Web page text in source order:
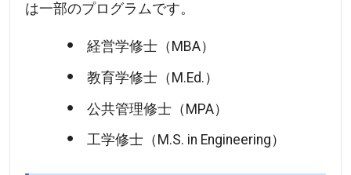
は一部のプログラムです。
経営学修士（MBA）
教育学修士（M.Ed.）
公共管理修士（MPA）
工学修士（M.S. in Engineering）